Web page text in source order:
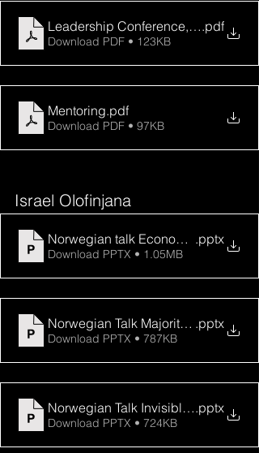
Leadership Conference, From mono
.pdf
Download PDF • 123KB
Mentoring.pdf
Download PDF • 97KB
Israel Olofinjana
Norwegian talk Economic Migrant
.pptx
Download PPTX • 1.05MB
Norwegian Talk Majority World
.pptx
Download PPTX • 787KB
Norwegian
.pptx
Download PPTX • 724KB